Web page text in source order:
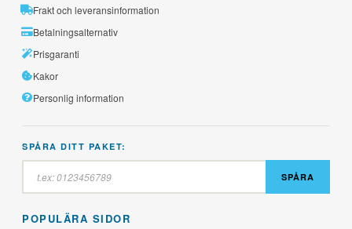
Frakt och leveransinformation
Betalningsalternativ
Prisgaranti
Kakor
Personlig information
SPÅRA DITT PAKET:
SPÅRA
POPULÄRA SIDOR